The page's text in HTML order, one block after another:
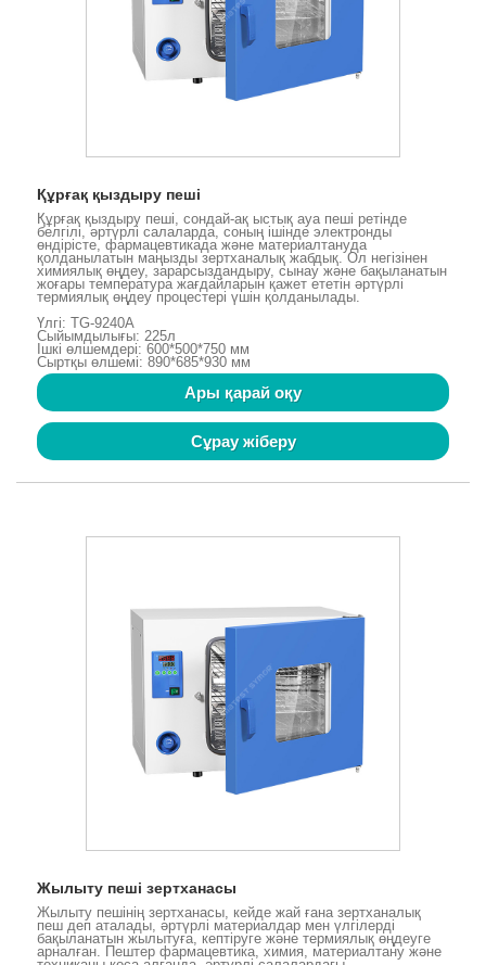
Құрғақ қыздыру пеші
Құрғақ қыздыру пеші, сондай-ақ ыстық ауа пеші ретінде
белгілі, әртүрлі салаларда, соның ішінде электронды
өндірісте, фармацевтикада және материалтануда
қолданылатын маңызды зертханалық жабдық. Ол негізінен
химиялық өңдеу, зарарсыздандыру, сынау және бақыланатын
жоғары температура жағдайларын қажет ететін әртүрлі
термиялық өңдеу процестері үшін қолданылады.
Үлгі: TG-9240A
Сыйымдылығы: 225л
Ішкі өлшемдері: 600*500*750 мм
Сыртқы өлшемі: 890*685*930 мм
Ары қарай оқу
Сұрау жіберу
Жылыту пеші зертханасы
Жылыту пешінің зертханасы, кейде жай ғана зертханалық
пеш деп аталады, әртүрлі материалдар мен үлгілерді
бақыланатын жылытуға, кептіруге және термиялық өңдеуге
арналған. Пештер фармацевтика, химия, материалтану және